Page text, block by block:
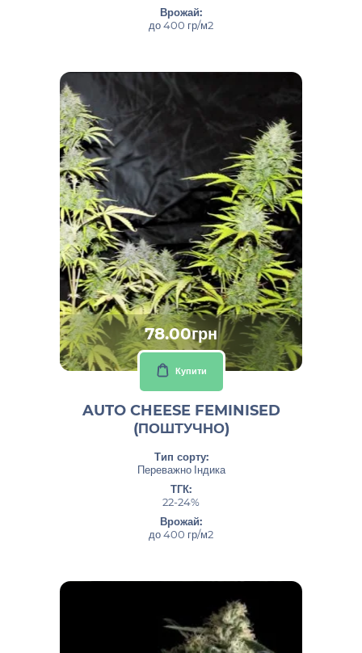
Врожай:
до 400 гр/м2
78.00грн
Купити
AUTO CHEESE FEMINISED
(ПОШТУЧНО)
Тип сорту:
Переважно Індика
ТГК:
22-24%
Врожай:
до 400 гр/м2